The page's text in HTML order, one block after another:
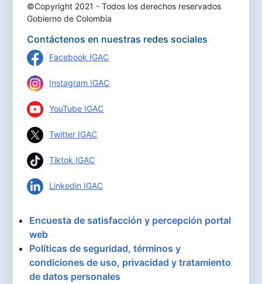
©Copyright 2021 - Todos los derechos reservados
Gobierno de Colombia
Contáctenos en nuestras redes sociales
Facebook IGAC
Instagram IGAC
YouTube IGAC
Twitter IGAC
Tiktok IGAC
Linkedin IGAC
Encuesta de satisfacción y percepción portal
web
Políticas de seguridad, términos y
condiciones de uso, privacidad y tratamiento
de datos personales